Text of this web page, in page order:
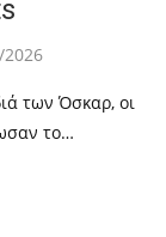
των Όσκαρ, οι
το…